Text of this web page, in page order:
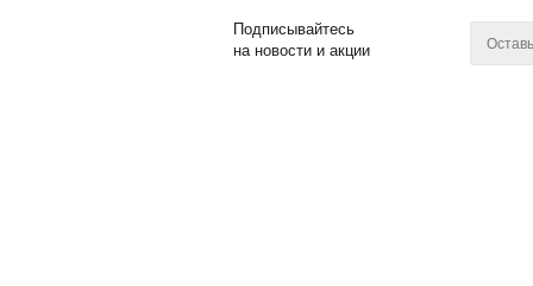
Подписывайтесь
на новости и акции